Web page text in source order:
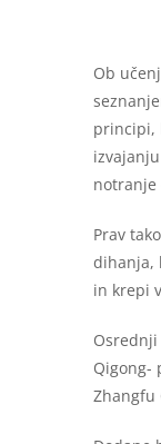
Ob
principi,
notranje
Prav
dihanja,
in krepi
Qigong-
Zhangfu